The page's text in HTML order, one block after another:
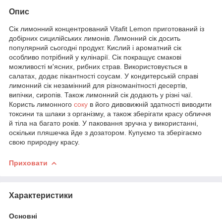
Опис
Сік лимонний концентрований Vitafit Lemon приготований із
добірних сицилійських лимонів. Лимонний сік досить
популярний сьогодні продукт. Кислий і ароматний сік
особливо потрібний у кулінарії. Сік покращує смакові
можливості м'ясних, рибних страв. Використовується в
салатах, додає пікантності соусам. У кондитерській справі
лимонний сік незамінний для різноманітності десертів,
випічки, сиропів. Також лимонний сік додають у різні чаї.
Користь лимонного соку в його дивовижній здатності виводити
токсини та шлаки з організму, а також зберігати красу обличчя
й тіла на багато років. У паковання зручна у використанні,
оскільки пляшечка йде з дозатором. Купуємо та зберігаємо
свою природну красу.
Приховати
Характеристики
Основні